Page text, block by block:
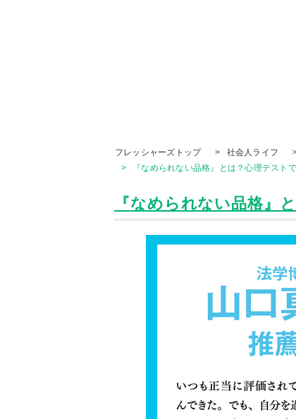
フレッシャーズトップ > 社会人ライフ
>
『なめられない品格』とは？心理テス
『なめられない品格』